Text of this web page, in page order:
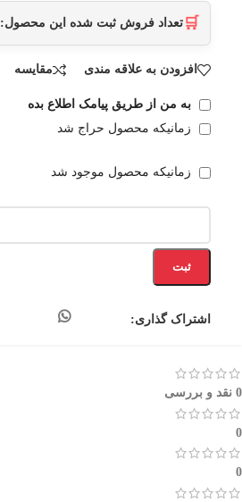
🛒 تعداد فروش ثبت شده این محصول:
افزودن به علاقه مندی مقایسه
به من از طریق پیامک اطلاع بده
زمانیکه محصول حراج شد
زمانیکه محصول موجود شد
ثبت
اشتراک گذاری:
0 نقد و بررسی
0
0